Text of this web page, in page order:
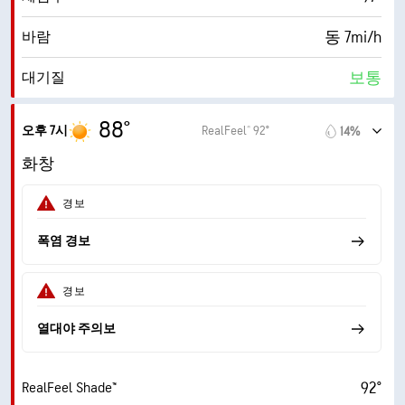
바람 동 7mi/h
대기질 보통
최대 자외선 지수
돌풍
습도
이슬점 72° F
AccuLumen Brightness Index™
구름량
오후 7시 88° RealFeel® 92° 14%
화창
경보
폭염 경보
경보
열대야 주의보
RealFeel Shade™ 92°